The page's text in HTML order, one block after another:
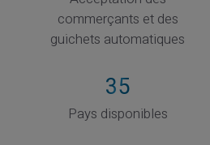
commerçants et des
guichets automatiques
35
Pays disponibles